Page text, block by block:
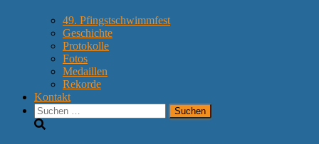
49. Pfingstschwimmfest
Geschichte
Protokolle
Fotos
Medaillen
Rekorde
Kontakt
Suchen
nach: